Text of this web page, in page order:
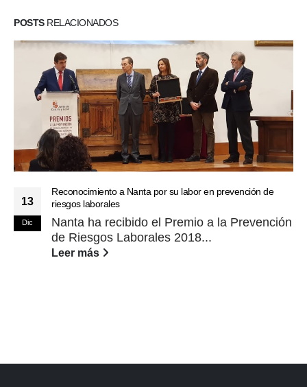
POSTSRELACIONADOS
13
Dic
Reconocimiento a Nanta por su labor en prevención de
riesgos laborales
Nanta ha recibido el Premio a la Prevención
de Riesgos Laborales 2018...
Leer más